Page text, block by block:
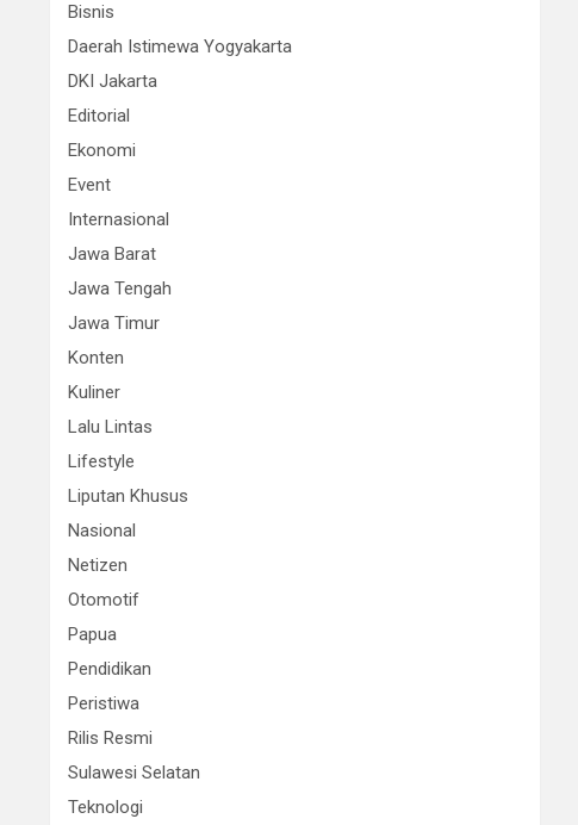
Bisnis
Daerah Istimewa Yogyakarta
DKI Jakarta
Editorial
Ekonomi
Event
Internasional
Jawa Barat
Jawa Tengah
Jawa Timur
Konten
Kuliner
Lalu Lintas
Lifestyle
Liputan Khusus
Nasional
Netizen
Otomotif
Papua
Pendidikan
Peristiwa
Rilis Resmi
Sulawesi Selatan
Teknologi